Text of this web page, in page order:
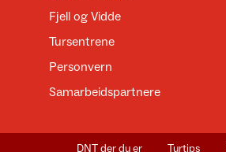
Fjell og Vidde
Tursentrene
Personvern
Samarbeidspartnere
DNT der du er Turtips